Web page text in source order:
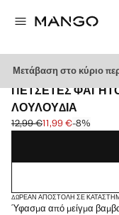
Μετάβαση στο κύριο
2 PACK
ΠΕΤΣΈΤΕΣ
ΛΟΥΛΟΎΔΙΑ
Αρχική τιμή με διαγραφή
12,99 €
Ισχύουσα τιμή [11,99 € ]
11,99 €-8%
Διάλεξε χρώμα
ΔΩΡΕΆΝ ΑΠΟΣΤΟΛΉ ΣΕ
Ύφασμα από μείγμα